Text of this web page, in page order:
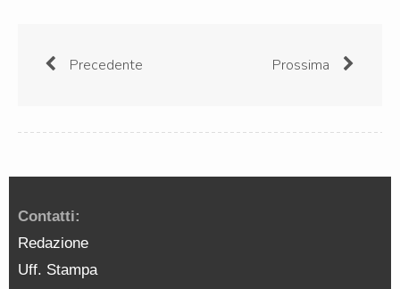
Precedente Prossima
Contatti:
Redazione
Uff. Stampa